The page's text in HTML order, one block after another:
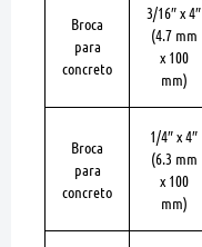
Broca
para
concreto
3/16″ x 4″
(4.7 mm
x 100
mm)
Broca
para
concreto
1/4″ x 4″
(6.3 mm
x 100
mm)